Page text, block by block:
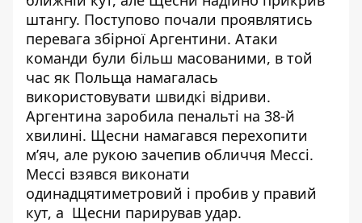
штангу. Поступово почали проявлятись
перевага збірної Аргентини. Атаки
команди були більш масованими, в той
час як Польща намагалась
використовувати швидкі відриви.
Аргентина заробила пенальті на 38-й
хвилині. Щесни намагався перехопити
м’яч, але рукою зачепив обличчя Мессі.
Мессі взявся виконати
одинадцятиметровий і пробив у правий
кут, а Щесни парирував удар.